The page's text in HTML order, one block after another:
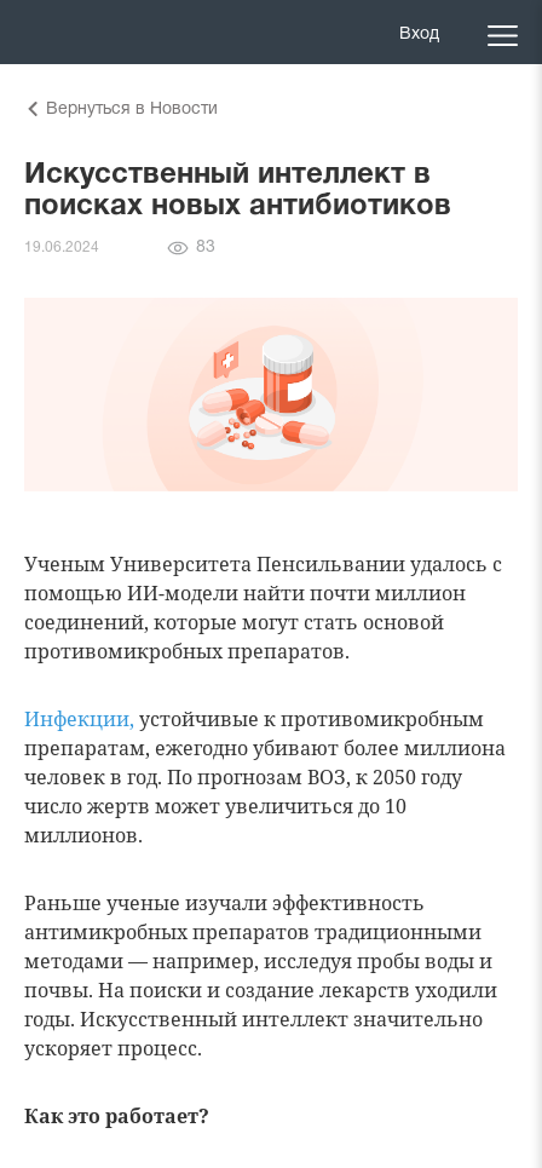
Вход
Вернуться в Новости
Искусственный интеллект в
поисках новых антибиотиков
19.06.2024
Количество
83
Ученым Университета Пенсильвании удалось с
помощью ИИ-модели найти почти миллион
соединений, которые могут стать основой
противомикробных препаратов.
Инфекции, устойчивые к противомикробным
препаратам, ежегодно убивают более миллиона
человек в год. По прогнозам ВОЗ, к 2050 году
число жертв может увеличиться до 10
миллионов.
Раньше ученые изучали эффективность
антимикробных препаратов традиционными
методами — например, исследуя пробы воды и
почвы. На поиски и создание лекарств уходили
годы. Искусственный интеллект значительно
ускоряет процесс.
Как это работает?